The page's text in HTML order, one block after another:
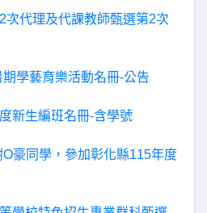
次代理及代課教師甄選第2次
學藝育樂活動名冊-公告
新生編班名冊-含學號
豪同學，參加彰化縣115年度